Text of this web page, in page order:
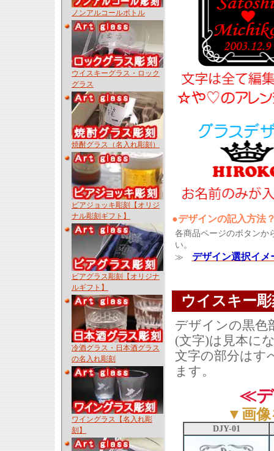
ノンアルコールボトル
ウイスキーグラス・ロック
グラス
焼酎グラス（名入れ彫刻）
ビアジョッキ彫刻【オリジ
ナル彫刻ギフト】
ビアグラス彫刻【オリジナ
ルギフト】
冷酒グラス・日本酒グラス
の名入れ彫刻
ワイングラス【名入れ彫
刻】
●デザインの記入方法
各商品ページのボタンか
い。
≫ デザイン選択イメ
ウイスキー
デザインの黒色
(文字)は見本に
文字の部分はす
ます。
≪デ
▼画像
DJY-01